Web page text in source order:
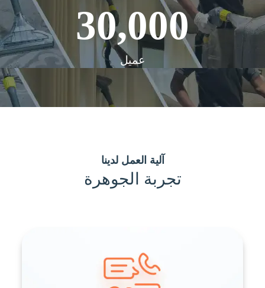
عميل
30,000
آلية العمل لدينا
تجربة الجوهرة